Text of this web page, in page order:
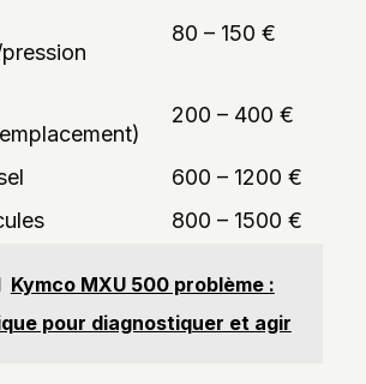
80 – 150 €
200 – 400 €
600 – 1200 €
800 – 1500 €
Kymco MXU 500 problème :
pour diagnostiquer et agir